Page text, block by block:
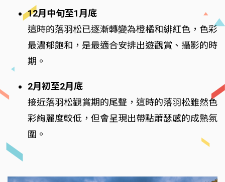
12月中旬至1月底
這時的落羽松已逐漸轉變為橙橘和緋紅色，色彩
最濃郁飽和，是最適合安排出遊觀賞、攝影的時
期。
2月初至2月底
接近落羽松觀賞期的尾聲，這時的落羽松雖然色
彩絢麗度較低，但會呈現出帶點蕭瑟感的成熟氛
圍。